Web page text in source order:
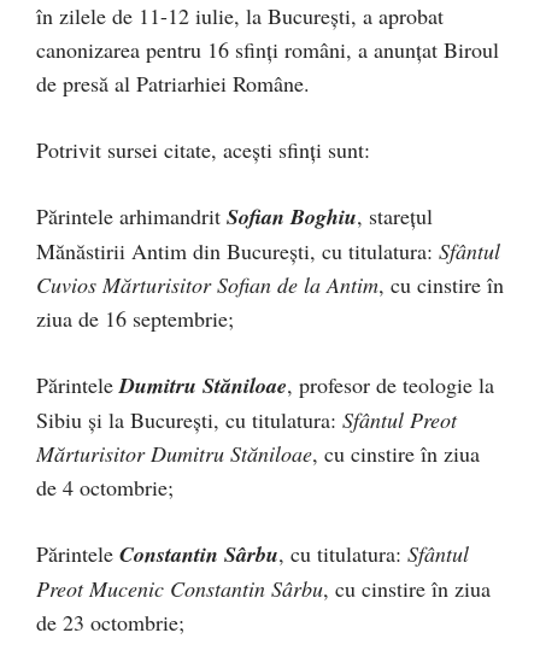
în zilele de 11-12 iulie, la București, a aprobat
canonizarea pentru 16 sfinți români, a anunțat Biroul
de presă al Patriarhiei Române.
Potrivit sursei citate, acești sfinți sunt:
Părintele arhimandrit Sofian Boghiu, starețul
Mănăstirii Antim din București, cu titulatura: Sfântul
Cuvios Mărturisitor Sofian de la Antim, cu cinstire în
ziua de 16 septembrie;
PărinteleDumitru Stăniloae, profesor de teologie la
Sibiu și la București, cu titulatura: Sfântul Preot
Mărturisitor Dumitru Stăniloae, cu cinstire în ziua
de 4 octombrie;
Părintele Constantin Sârbu, cu titulatura: Sfântul
Preot Mucenic Constantin Sârbu, cu cinstire în ziua
de 23 octombrie;